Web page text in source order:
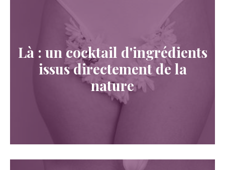
Là : un cocktail d'ingrédients
issus directement de la
nature